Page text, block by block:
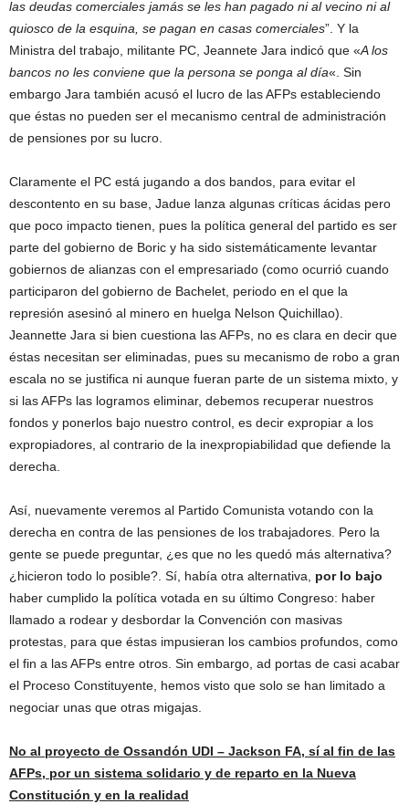
las deudas comerciales jamás se les han pagado ni al vecino ni al
quiosco de la esquina, se pagan en casas comerciales”. Y la
Ministra del trabajo, militante PC, Jeannete Jara indicó que «A los
bancos no les conviene que la persona se ponga al día«. Sin
embargo Jara también acusó el lucro de las AFPs estableciendo
que éstas no pueden ser el mecanismo central de administración
de pensiones por su lucro.
Claramente el PC está jugando a dos bandos, para evitar el
descontento en su base, Jadue lanza algunas críticas ácidas pero
que poco impacto tienen, pues la política general del partido es ser
parte del gobierno de Boric y ha sido sistemáticamente levantar
gobiernos de alianzas con el empresariado (como ocurrió cuando
participaron del gobierno de Bachelet, periodo en el que la
represión asesinó al minero en huelga Nelson Quichillao).
Jeannette Jara si bien cuestiona las AFPs, no es clara en decir que
éstas necesitan ser eliminadas, pues su mecanismo de robo a gran
escala no se justifica ni aunque fueran parte de un sistema mixto, y
si las AFPs las logramos eliminar, debemos recuperar nuestros
fondos y ponerlos bajo nuestro control, es decir expropiar a los
expropiadores, al contrario de la inexpropiabilidad que defiende la
derecha.
Así, nuevamente veremos al Partido Comunista votando con la
derecha en contra de las pensiones de los trabajadores. Pero la
gente se puede preguntar, ¿es que no les quedó más alternativa?
¿hicieron todo lo posible?. Sí, había otra alternativa, por lo bajo
haber cumplido la política votada en su último Congreso: haber
llamado a rodear y desbordar la Convención con masivas
protestas, para que éstas impusieran los cambios profundos, como
el fin a las AFPs entre otros. Sin embargo, ad portas de casi acabar
el Proceso Constituyente, hemos visto que solo se han limitado a
negociar unas que otras migajas.
No al proyecto de Ossandón UDI – Jackson FA, sí al fin de las
AFPs, por un sistema solidario y de reparto en la Nueva
Constitución y en la realidad